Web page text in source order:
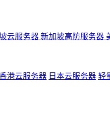
云服务器 新加坡高防服务器
香港云服务器 日本云服务器 轻